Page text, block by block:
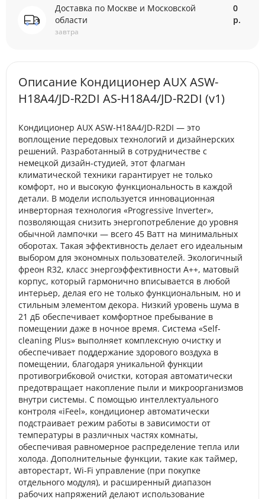
Доставка по Москве и Московской
области
завтра
0
р.
Описание Кондиционер AUX ASW-
H18A4/JD-R2DI AS-H18A4/JD-R2DI (v1)
Кондиционер AUX ASW-H18A4/JD-R2DI — это
воплощение передовых технологий и дизайнерских
решений. Разработанный в сотрудничестве с
немецкой дизайн-студией, этот флагман
климатической техники гарантирует не только
комфорт, но и высокую функциональность в каждой
детали. В модели используется инновационная
инверторная технология «Progressive Inverter»,
позволяющая снизить энергопотребление до уровня
обычной лампочки — всего 45 Ватт на минимальных
оборотах. Такая эффективность делает его идеальным
выбором для экономных пользователей. Экологичный
фреон R32, класс энергоэффективности A++, матовый
корпус, который гармонично вписывается в любой
интерьер, делая его не только функциональным, но и
стильным элементом декора. Низкий уровень шума в
21 дБ обеспечивает комфортное пребывание в
помещении даже в ночное время. Система «Self-
cleaning Plus» выполняет комплексную очистку и
обеспечивает поддержание здорового воздуха в
помещении, благодаря уникальной функции
противогрибковой очистки, которая автоматически
предотвращает накопление пыли и микроорганизмов
внутри системы. С помощью интеллектуального
контроля «iFeel», кондиционер автоматически
подстраивает режим работы в зависимости от
температуры в различных частях комнаты,
обеспечивая равномерное распределение тепла или
холода. Дополнительные функции, такие как таймер,
авторестарт, Wi-Fi управление (при покупке
отдельного модуля), и расширенный диапазон
рабочих напряжений делают использование